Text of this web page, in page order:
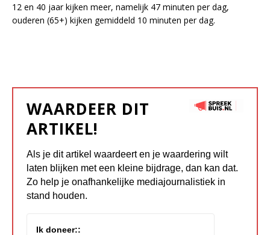
12 en 40 jaar kijken meer, namelijk 47 minuten per dag,
ouderen (65+) kijken gemiddeld 10 minuten per dag.
WAARDEER DIT
ARTIKEL!
Als je dit artikel waardeert en je waardering wilt
laten blijken met een kleine bijdrage, dan kan dat.
Zo help je onafhankelijke mediajournalistiek in
stand houden.
Ik doneer::